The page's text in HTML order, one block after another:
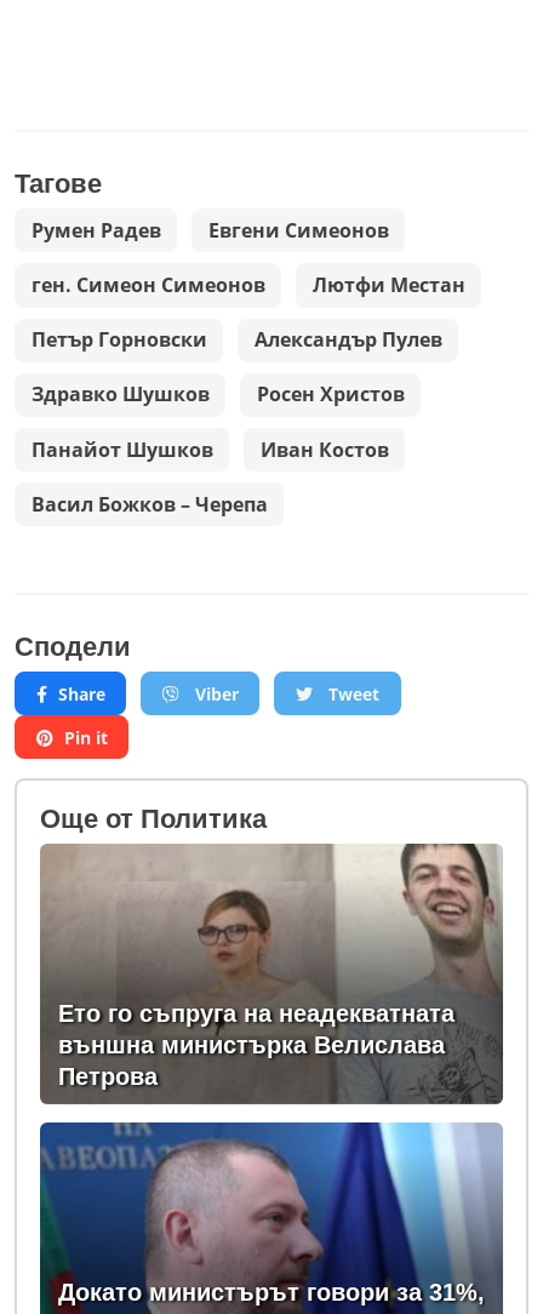
Тагове
Румен Радев Евгени Симеонов
ген. Симеон Симеонов Лютфи Местан
Петър Горновски Александър Пулев
Здравко Шушков Росен Христов
Панайот Шушков Иван Костов
Васил Божков – Черепа
Сподели
Share Viber
Tweet
Pin it
Oще от Политика
Ето го съпруга на неадекватната
външна министърка Велислава
Петрова
Докато министърът говори за 31%,